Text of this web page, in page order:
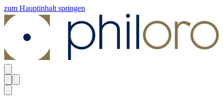
zum Hauptinhalt springen